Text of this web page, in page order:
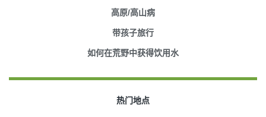
高原/高山病
带孩子旅行
如何在荒野中获得饮用水
热门地点